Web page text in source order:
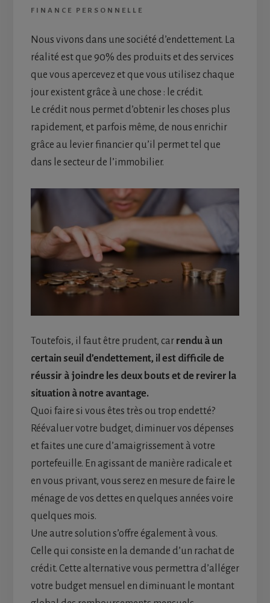
FINANCE PERSONNELLE
Nous vivons dans une société d’endettement. La
réalité est que 90% des produits et des services
que vous apercevez et que vous utilisez chaque
jour existent grâce à une chose : le crédit.
Le crédit nous permet d’obtenir les choses plus
rapidement, et parfois même, de nous enrichir
grâce au levier financier qu’il permet tel que
dans le secteur de l’immobilier.
Toutefois, il faut être prudent, car rendu à un
certain seuil d’endettement, il est difficile de
réussir à joindre les deux bouts et de revirer la
situation à notre avantage.
Quoi faire si vous êtes très ou trop endetté?
Réévaluer votre budget, diminuer vos dépenses
et faites une cure d’amaigrissement à votre
portefeuille. En agissant de manière radicale et
en vous privant, vous serez en mesure de faire le
ménage de vos dettes en quelques années voire
quelques mois.
Une autre solution s’offre également à vous.
Celle qui consiste en la demande d’un rachat de
crédit. Cette alternative vous permettra d’alléger
votre budget mensuel en diminuant le montant